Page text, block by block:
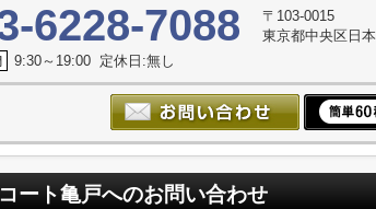
6228-7088
〒103-0015
東京都中央区日
9:30～19:00 定休日:無し
ート亀戸へのお問い合わせ